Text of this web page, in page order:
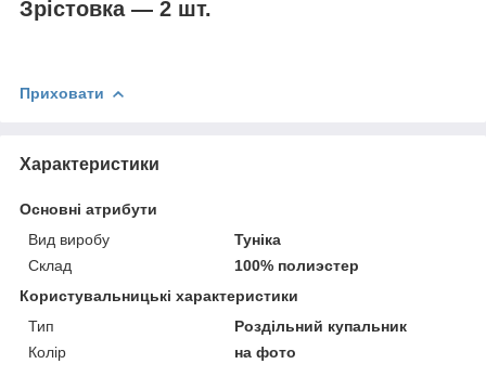
Зрістовка — 2 шт.
Приховати
Характеристики
Основні атрибути
Вид виробу
Туніка
Склад
100% полиэстер
Користувальницькі характеристики
Тип
Роздільний купальник
Колір
на фото